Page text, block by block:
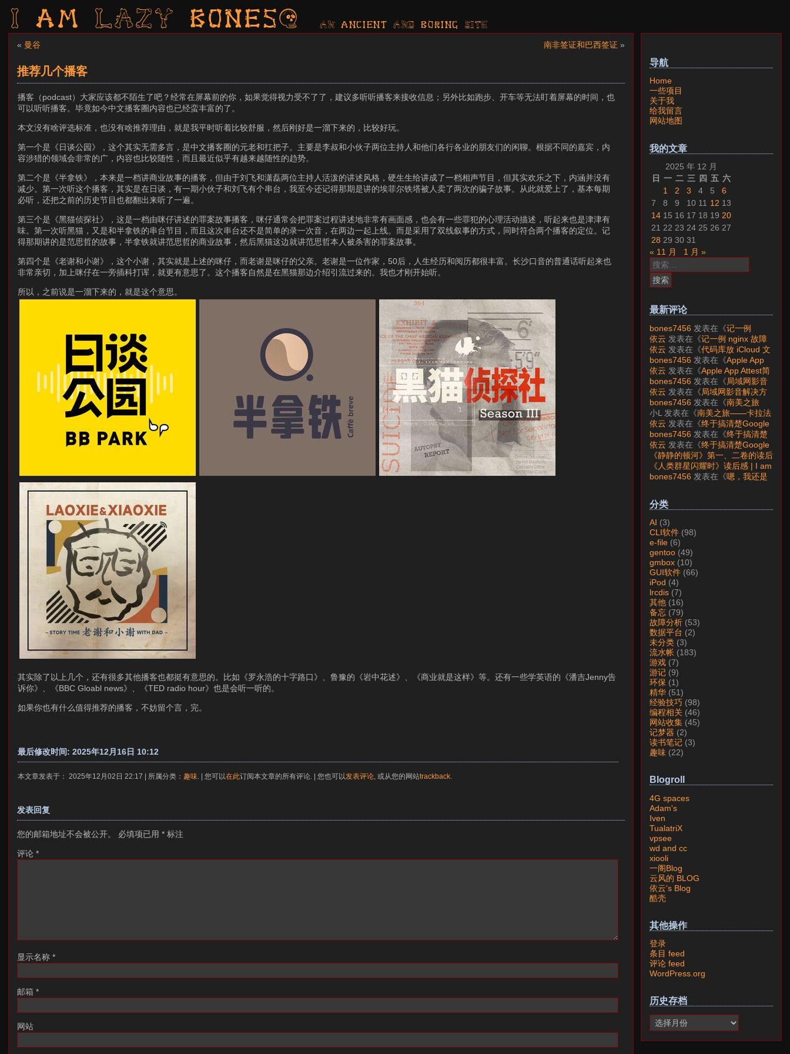
I am LAZY bones? AN ancient AND boring SITE
« 曼谷 南非签证和巴西签证 »
推荐几个播客
播客（podcast）大家应该都不陌生了吧？经常在屏幕前的你，如果觉得视力受不了了，建议多听听播客来接收信息；另外比如跑步、开车等无法盯着屏幕的时间，也
可以听听播客。毕竟如今中文播客圈内容也已经蛮丰富的了。
本文没有啥评选标准，也没有啥推荐理由，就是我平时听着比较舒服，然后刚好是一溜下来的，比较好玩。
第一个是《日谈公园》，这个其实无需多言，是中文播客圈的元老和扛把子。主要是李叔和小伙子两位主持人和他们各行各业的朋友们的闲聊。根据不同的嘉宾，内
容涉猎的领域会非常的广，内容也比较随性，而且最近似乎有越来越随性的趋势。
第二个是《半拿铁》，本来是一档讲商业故事的播客，但由于刘飞和潇磊两位主持人活泼的讲述风格，硬生生给讲成了一档相声节目，但其实欢乐之下，内涵并没有
减少。第一次听这个播客，其实是在日谈，有一期小伙子和刘飞有个串台，我至今还记得那期是讲的埃菲尔铁塔被人卖了两次的骗子故事。从此就爱上了，基本每期
必听，还把之前的历史节目也都翻出来听了一遍。
第三个是《黑猫侦探社》，这是一档由咪仔讲述的罪案故事播客，咪仔通常会把罪案过程讲述地非常有画面感，也会有一些罪犯的心理活动描述，听起来也是津津有
味。第一次听黑猫，又是和半拿铁的串台节目，而且这次串台还不是简单的录一次音，在两边一起上线。而是采用了双线叙事的方式，同时符合两个播客的定位。记
得那期讲的是范思哲的故事，半拿铁就讲范思哲的商业故事，然后黑猫这边就讲范思哲本人被杀害的罪案故事。
第四个是《老谢和小谢》，这个小谢，其实就是上述的咪仔，而老谢是咪仔的父亲。老谢是一位作家，50后，人生经历和阅历都很丰富。长沙口音的普通话听起来也
非常亲切，加上咪仔在一旁插科打诨，就更有意思了。这个播客自然是在黑猫那边介绍引流过来的。我也才刚开始听。
所以，之前说是一溜下来的，就是这个意思。
其实除了以上几个，还有很多其他播客也都挺有意思的。比如《罗永浩的十字路口》、鲁豫的《岩中花述》、《商业就是这样》等。还有一些学英语的《潘吉Jenny告
诉你》、《BBC Gloabl news》、《TED radio hour》也是会听一听的。
如果你也有什么值得推荐的播客，不妨留个言，完。
最后修改时间: 2025年12月16日 10:12
本文章发表于： 2025年12月02日 22:17 | 所属分类： 趣味 . | 您可以在此订阅本文章的所有评论. | 您也可以 发表评论 , 或从您的网站trackback
发表回复
您的邮箱地址不会被公开。 必填项已用 * 标注
评论 *
显示名称 *
邮箱 *
网站
导航
Home
一些项目
关于我
给我留言
网站地图
我的文章
2025 年 12 月
日 一 二 三 四 五 六
1
2 3 4 5
6
7
8 9 10 11 12 13
14 15 16 17 18 19 20
21 22 23 24 25 26 27
28 29 30 31
« 11 月
1 月 »
搜
索：
最新评论
bones7456 发表在《记一例
nginx 故障分析》
依云 发表在《记一例 nginx 故障
分析 》
依云 发表在《代码库放 iCloud 文
件夹会怎样？》
bones7456 发表在《Apple App
Attest简介》
依云 发表在《Apple App Attest简
介》
bones7456 发表在《局域网影音
解决方案——Jellyfin》
依云 发表在《局域网影音解决方
案——Jellyfin》
bones7456 发表在《南美之旅
——卡拉法特看莫雷诺大冰川》
小L 发表在《南美之旅——卡拉法
特看莫雷诺大冰川》
依云 发表在《终于搞清楚Google
账号的所属国家的逻辑了》
bones7456 发表在《终于搞清楚
Google账号的所属国家的逻辑
了》
依云 发表在《终于搞清楚Google
账号的所属国家的逻辑了》
《静静的顿河》第一、二卷的读后
感 | I am LAZY bones?发表在
《《人类群星闪耀时》读后感》
《人类群星闪耀时》读后感 | I am
LAZY bones?发表在《
《显微镜
bones7456 发表在《嗯，我还是
分类
AI (3)
CLI软件 (98)
e-file (6)
gentoo (49)
gmbox (10)
GUI软件 (66)
iPod (4)
lrcdis (7)
其他 (16)
备忘 (79)
故障分析 (53)
数据平台 (2)
未分类 (3)
流水帐 (183)
游戏 (7)
游记 (9)
环保 (1)
精华 (51)
经验技巧 (98)
编程相关 (46)
网站收集 (45)
记梦器 (2)
读书笔记 (3)
趣味 (22)
Blogroll
4G spaces
Adam's
Iven
TualatriX
vpsee
wd and cc
xiooli
一阁Blog
云风的 BLOG
依云's Blog
酷壳
其他操作
登录
条目 feed
评论 feed
WordPress.org
历史存档